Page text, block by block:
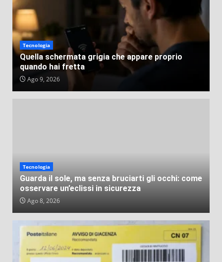
VEB
Tecnologia
Quella schermata grigia che appare proprio
quando hai fretta
Ago 9, 2026
Tecnologia
Guarda il sole, ma senza bruciarti gli occhi: come
osservare un’eclissi in sicurezza
Ago 8, 2026